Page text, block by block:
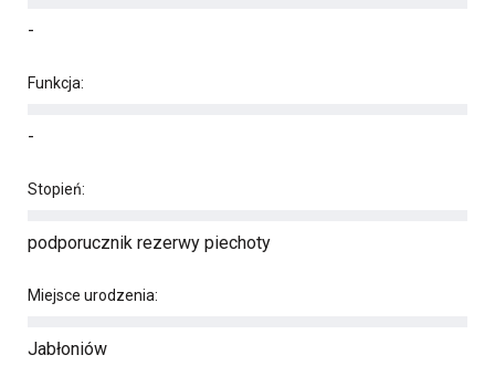
-
Funkcja:
-
Stopień:
podporucznik rezerwy piechoty
Miejsce urodzenia:
Jabłoniów